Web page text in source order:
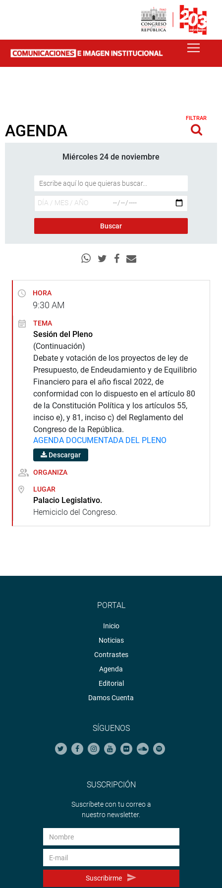
AGENDA
FILTRAR
Miércoles 24 de noviembre
HORA
9:30 AM
TEMA
Sesión del Pleno
(Continuación)
Debate y votación de los proyectos de ley de
Presupuesto, de Endeudamiento y de Equilibrio
Financiero para el año fiscal 2022, de
conformidad con lo dispuesto en el artículo 80
de la Constitución Política y los artículos 55,
inciso e), y 81, inciso c) del Reglamento del
Congreso de la República.
AGENDA DOCUMENTADA DEL PLENO
Descargar
ORGANIZA
LUGAR
Palacio Legislativo.
Hemiciclo del Congreso.
PORTAL
Inicio
Noticias
Contrastes
Agenda
Editorial
Damos Cuenta
SÍGUENOS
SUSCRIPCIÓN
Suscríbete con tu correo a
nuestro newsletter.
Suscribirme